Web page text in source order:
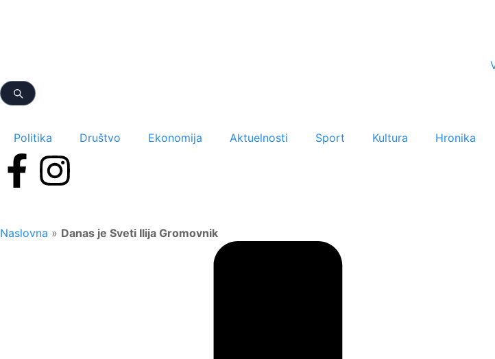
Politika Društvo Ekonomija Aktuelnosti Sport Kultura Hronika
Naslovna » Danas je Sveti Ilija Gromovnik